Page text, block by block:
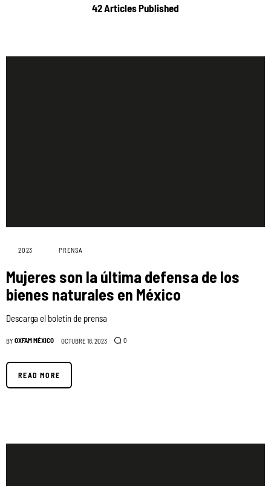
42Articles Published
2023 PRENSA
Mujeres son la última defensa de los
bienes naturales en México
Descarga el boletín de prensa
BY OXFAM MÉXICO OCTUBRE 18, 2023 0
READ MORE